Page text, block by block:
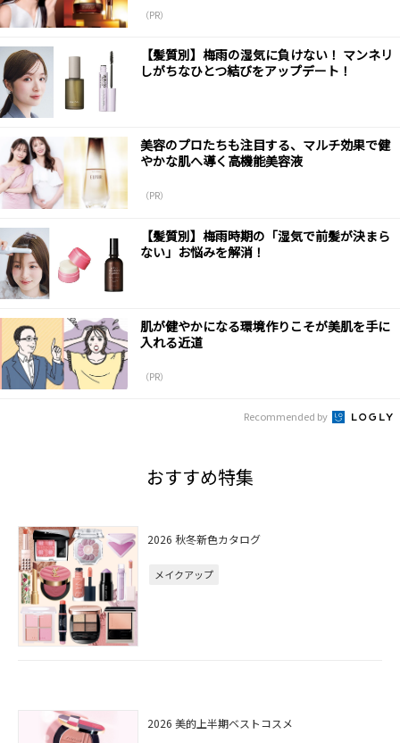
（PR）
【髪質別】梅雨の湿気に負けない！ マンネリ
しがちなひとつ結びをアップデート！
美容のプロたちも注目する、マルチ効果で健
やかな肌へ導く高機能美容液
（PR）
【髪質別】梅雨時期の「湿気で前髪が決まら
ない」お悩みを解消！
肌が健やかになる環境作りこそが美肌を手に
入れる近道
（PR）
Recommended by
おすすめ特集
2026 秋冬新色カタログ
メイクアップ
2026 美的上半期ベストコスメ